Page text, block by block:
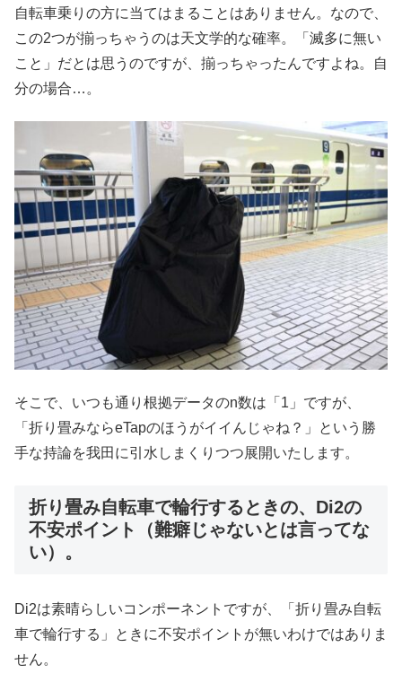
自転車乗りの方に当てはまることはありません。なので、
この2つが揃っちゃうのは天文学的な確率。「滅多に無い
こと」だとは思うのですが、揃っちゃったんですよね。自
分の場合…。
そこで、いつも通り根拠データのn数は「1」ですが、
「折り畳みならeTapのほうがイイんじゃね？」という勝
手な持論を我田に引水しまくりつつ展開いたします。
折り畳み自転車で輪行するときの、Di2の
不安ポイント（難癖じゃないとは言ってな
い）。
Di2は素晴らしいコンポーネントですが、「折り畳み自転
車で輪行する」ときに不安ポイントが無いわけではありま
せん。